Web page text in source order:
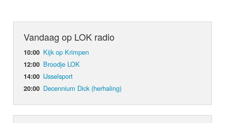
Vandaag op LOK radio
10:00 Kijk op Krimpen
12:00 Broodje LOK
14:00 IJsselsport
20:00 Decennium Dick (herhaling)